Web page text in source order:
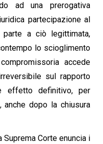
ad una prerogativa
partecipazione al
a ciò legittimata,
lo scioglimento
accede
sul rapporto
effetto definitivo, per
anche dopo la chiusura
Corte enuncia i